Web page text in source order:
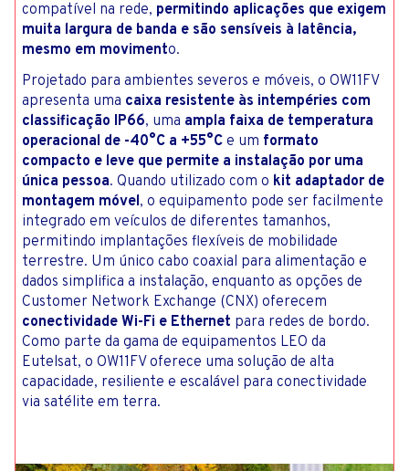
compatível na rede, permitindo aplicações que exigem
muita largura de banda e são sensíveis à latência,
mesmo em movimento.
Projetado para ambientes severos e móveis, o OW11FV
apresenta uma caixa resistente às intempéries com
classificação IP66, uma ampla faixa de temperatura
operacional de -40°C a +55°C e um formato
compacto e leve que permite a instalação por uma
única pessoa. Quando utilizado com o kit adaptador de
montagem móvel, o equipamento pode ser facilmente
integrado em veículos de diferentes tamanhos,
permitindo implantações flexíveis de mobilidade
terrestre. Um único cabo coaxial para alimentação e
dados simplifica a instalação, enquanto as opções de
Customer Network Exchange (CNX) oferecem
conectividade Wi-Fi e Ethernet para redes de bordo.
Como parte da gama de equipamentos LEO da
Eutelsat, o OW11FV oferece uma solução de alta
capacidade, resiliente e escalável para conectividade
via satélite em terra.